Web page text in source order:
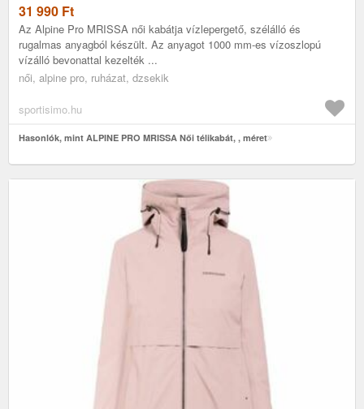
31 990 Ft
Az Alpine Pro MRISSA női kabátja vízlepergető, szélálló és
rugalmas anyagból készült. Az anyagot 1000 mm-es vízoszlopú
vízálló bevonattal kezelték ...
női, alpine pro, ruházat, dzsekik
sportisimo.hu
Hasonlók, mint ALPINE PRO MRISSA Női télikabát, , méret